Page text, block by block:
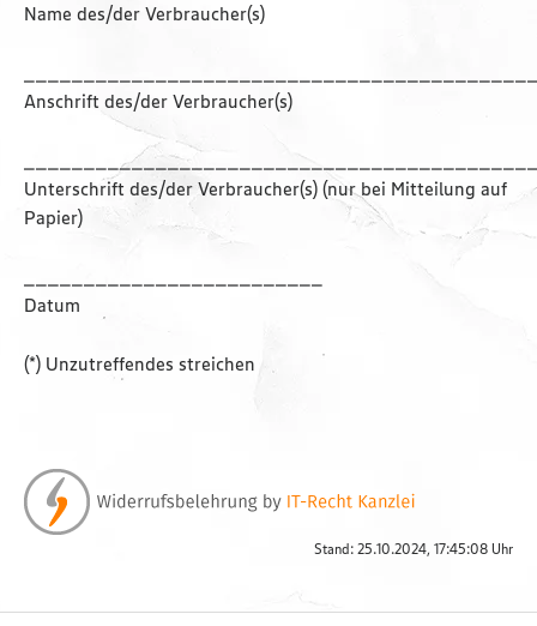
Name des/der Verbraucher(s)
Anschrift des/der Verbraucher(s)
Unterschrift des/der Verbraucher(s) (nur bei Mitteilung auf
Papier)
Datum
(*) Unzutreffendes streichen
Stand: 25.10.2024, 17:45:08 Uhr